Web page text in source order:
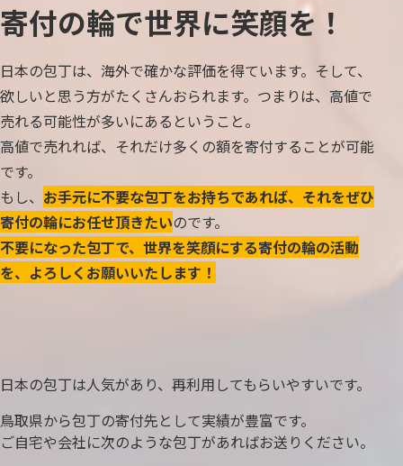
寄付の輪で世界に笑顔を！
日本の包丁は、海外で確かな評価を得ています。そして、
欲しいと思う方がたくさんおられます。つまりは、高値で
売れる可能性が多いにあるということ。
高値で売れれば、それだけ多くの額を寄付することが可能
です。
もし、 お手元に不要な包丁をお持ちであれば、それをぜひ
寄付の輪にお任せ頂きたいのです。
不要になった包丁で、世界を笑顔にする寄付の輪の活動
を、よろしくお願いいたします！
日本の包丁は人気があり、再利用してもらいやすいです。
鳥取県から包丁の寄付先として実績が豊富です。
ご自宅や会社に次のような包丁があればお送りください。